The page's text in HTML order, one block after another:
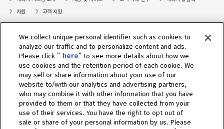
자원
고객 지원
대리점검색
고객센터
고객지원
회사소개
We collect unique personal identifier such as cookies to
analyze our traffic and to personalize content and ads.
Please click " here" to see more details about how we
use cookies and the retention period of each cookie. We
may sell or share information about your use of our
website to/with our analytics and advertising partners,
who may combine it with other information that you have
provided to them or that they have collected from your
use of their services. You have the right to opt out of
sale or share of your personal information by us. Please